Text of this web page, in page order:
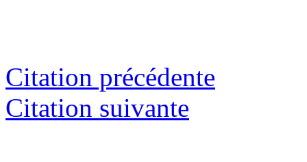
Citation précédente
Citation suivante